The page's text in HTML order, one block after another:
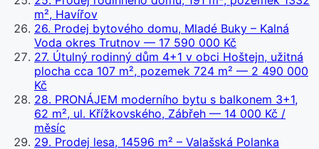
m², Havířov
26. Prodej bytového domu, Mladé Buky – Kalná
Voda okres Trutnov — 17 590 000 Kč
27. Útulný rodinný dům 4+1 v obci Hoštejn, užitná
plocha cca 107 m², pozemek 724 m² — 2 490 000
Kč
28. PRONÁJEM moderního bytu s balkonem 3+1,
62 m², ul. Křížkovského, Zábřeh — 14 000 Kč /
měsíc
29. Prodej lesa, 14596 m² – Valašská Polanka